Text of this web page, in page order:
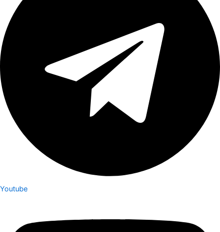
Youtube